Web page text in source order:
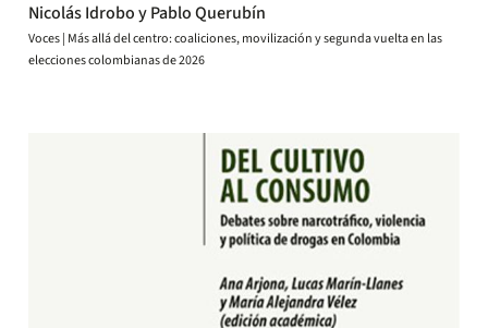
Nicolás Idrobo y Pablo Querubín
Voces | Más allá del centro: coaliciones, movilización y segunda vuelta en las
elecciones colombianas de 2026